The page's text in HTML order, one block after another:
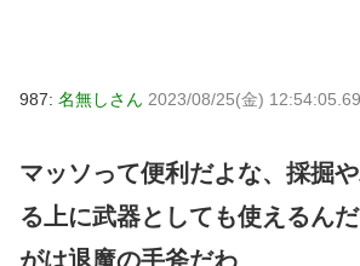
987: 名無しさん 2023/08/25(金)
マッソって便利だよな、採掘
る上に武器としても使えるん
がは退魔の手斧だわ